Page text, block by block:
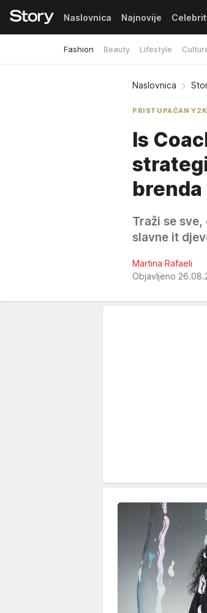
Naslovnica Najnovije
Fashion Beauty Lifestyle
Pretplata
Naslovnica
PRISTUPAČAN
Is
brenda
Traži se
slavne it
Martina Rafaeli
Objavljeno